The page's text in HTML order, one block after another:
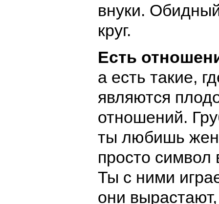
внуки.
круг.
Есть
а есть такие,
являются
отношений.
ты любишь
просто
Ты с ними
они